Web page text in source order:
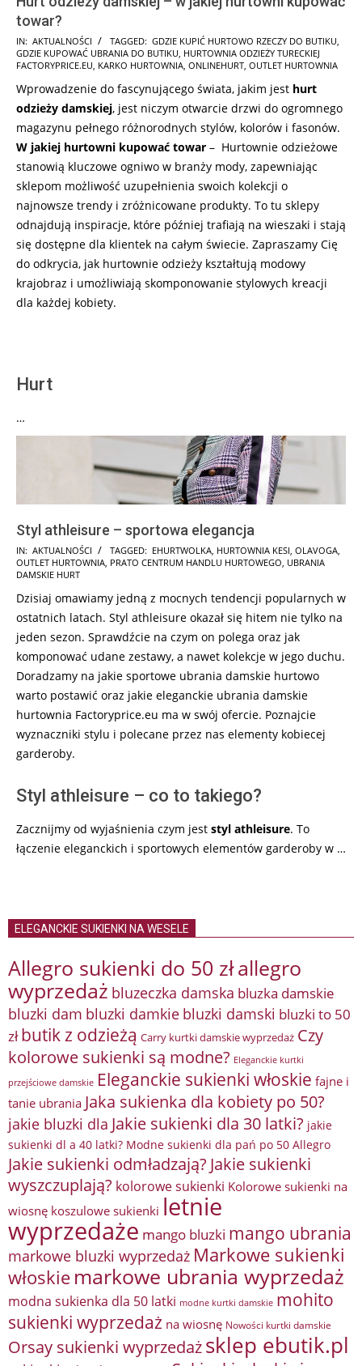
towar?
2024-
11-
IN: AKTUALNOŚCI TAGGED: GDZIE KUPIĆ HURTOWO RZECZY DO BUTIKU,
GDZIE KUPOWAĆ UBRANIA DO BUTIKU, HURTOWNIA ODZIEŻY TURECKIEJ
FACTORYPRICE.EU, KARKO HURTOWNIA, ONLINEHURT, OUTLET HURTOWNIA
Wprowadzenie do fascynującego świata, jakim jest hurt
odzieży damskiej, jest niczym otwarcie drzwi do ogromnego
magazynu pełnego różnorodnych stylów, kolorów i fasonów.
W jakiej hurtowni kupować towar – Hurtownie odzieżowe
stanowią kluczowe ogniwo w branży mody, zapewniając
sklepom możliwość uzupełnienia swoich kolekcji o
najnowsze trendy i zróżnicowane produkty. To tu sklepy
odnajdują inspiracje, które później trafiają na wieszaki i stają
się dostępne dla klientek na całym świecie. Zapraszamy Cię
do odkrycia, jak hurtownie odzieży kształtują modowy
krajobraz i umożliwiają skomponowanie stylowych kreacji
dla każdej kobiety.
Hurt
…
Styl athleisure – sportowa elegancja
2024-
11-
IN: AKTUALNOŚCI TAGGED: EHURTWOLKA, HURTOWNIA KESI, OLAVOGA,
OUTLET HURTOWNIA, PRATO CENTRUM HANDLU HURTOWEGO, UBRANIA
DAMSKIE HURT
Dzisiaj omawiamy jedną z mocnych tendencji popularnych w
ostatnich latach. Styl athleisure okazał się hitem nie tylko na
jeden sezon. Sprawdźcie na czym on polega oraz jak
komponować udane zestawy, a nawet kolekcje w jego duchu.
Doradzamy na jakie sportowe ubrania damskie hurtowo
warto postawić oraz jakie eleganckie ubrania damskie
hurtownia Factoryprice.eu ma w swój ofercie. Poznajcie
wyznaczniki stylu i polecane przez nas elementy kobiecej
garderoby.
Styl athleisure – co to takiego?
Zacznijmy od wyjaśnienia czym jest styl athleisure. To
łączenie eleganckich i sportowych elementów garderoby w …
ELEGANCKIE SUKIENKI NA WESELE
Allegro sukienki do 50 złallegro
wyprzedaż bluzeczka damska bluzka damskie
bluzki dam bluzki damkie bluzki damski bluzki to 50
zł butik z odzieżą Carry kurtki damskie wyprzedaż Czy
kolorowe sukienki są modne? Eleganckie kurtki
przejściowe damskie Eleganckie sukienki włoskie fajne i
tanie ubrania Jaka sukienka dla kobiety po 50?
jakie bluzki dla Jakie sukienki dla 30 latki? jakie
sukienki dl a 40 latki? Modne sukienki dla pań po 50 Allegro
Jakie sukienki odmładzają? Jakie sukienki
wyszczuplają? kolorowe sukienki Kolorowe sukienki na
wiosnę koszulowe sukienki letnie
wyprzedaże mango bluzki mango ubrania
markowe bluzki wyprzedaż Markowe sukienki
włoskie markowe ubrania wyprzedaż
modna sukienka dla 50 latki modne kurtki damskie mohito
sukienki wyprzedaż na wiosnę Nowości kurtki damskie
Orsay sukienki wyprzedażsklep ebutik.pl